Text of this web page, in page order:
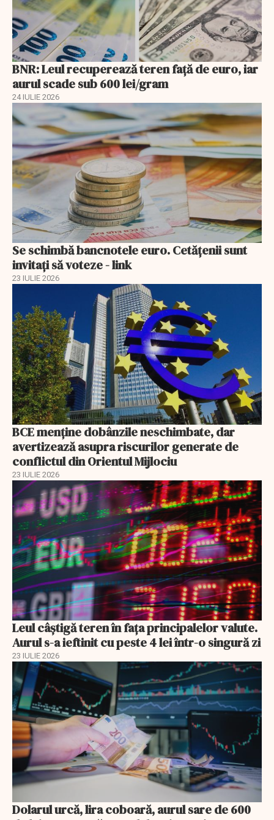
BNR: Leul recuperează teren faţă de euro, iar
aurul scade sub 600 lei/gram
24 IULIE 2026
Se schimbă bancnotele euro. Cetățenii sunt
invitați să voteze - link
23 IULIE 2026
BCE menține dobânzile neschimbate, dar
avertizează asupra riscurilor generate de
conflictul din Orientul Mijlociu
23 IULIE 2026
Leul câștigă teren în fața principalelor valute.
Aurul s-a ieftinit cu peste 4 lei într-o singură zi
23 IULIE 2026
Dolarul urcă, lira coboară, aurul sare de 600